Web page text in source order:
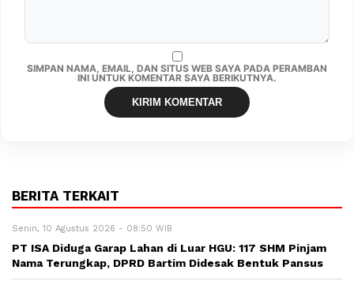
SIMPAN NAMA, EMAIL, DAN SITUS WEB SAYA PADA PERAMBAN
INI UNTUK KOMENTAR SAYA BERIKUTNYA.
BERITA TERKAIT
Senin, 10 Agustus 2026 - 08:50 WIB
PT ISA Diduga Garap Lahan di Luar HGU: 117 SHM Pinjam
Nama Terungkap, DPRD Bartim Didesak Bentuk Pansus